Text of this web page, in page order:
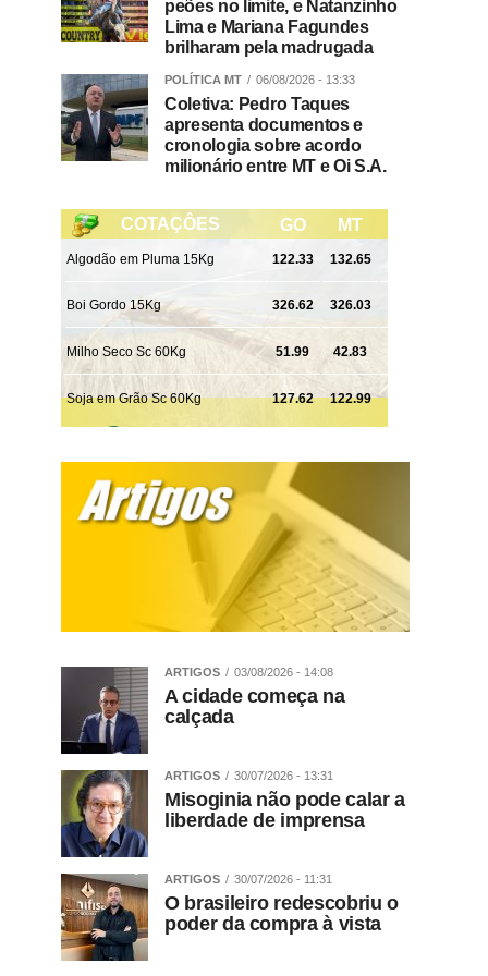
peões no limite, e Natanzinho
Lima e Mariana Fagundes
brilharam pela madrugada
POLÍTICA MT 06/08/2026 - 13:33
Coletiva: Pedro Taques
apresenta documentos e
cronologia sobre acordo
milionário entre MT e Oi S.A.
ARTIGOS 03/08/2026 - 14:08
A cidade começa na
calçada
ARTIGOS 30/07/2026 - 13:31
Misoginia não pode calar a
liberdade de imprensa
ARTIGOS 30/07/2026 - 11:31
O brasileiro redescobriu o
poder da compra à vista